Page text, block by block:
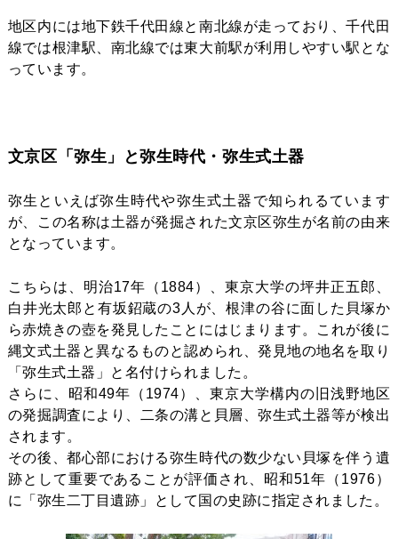
地区内には地下鉄千代田線と南北線が走っており、千代田
線では根津駅、南北線では東大前駅が利用しやすい駅とな
っています。
文京区「弥生」と弥生時代・弥生式土器
弥生といえば弥生時代や弥生式土器で知られるています
が、この名称は土器が発掘された文京区弥生が名前の由来
となっています。
こちらは、明治17年（1884）、東京大学の坪井正五郎、
白井光太郎と有坂鉊蔵の3人が、根津の谷に面した貝塚か
ら赤焼きの壺を発見したことにはじまります。これが後に
縄文式土器と異なるものと認められ、発見地の地名を取り
「弥生式土器」と名付けられました。
さらに、昭和49年（1974）、東京大学構内の旧浅野地区
の発掘調査により、二条の溝と貝層、弥生式土器等が検出
されます。
その後、都心部における弥生時代の数少ない貝塚を伴う遺
跡として重要であることが評価され、昭和51年（1976）
に「弥生二丁目遺跡」として国の史跡に指定されました。